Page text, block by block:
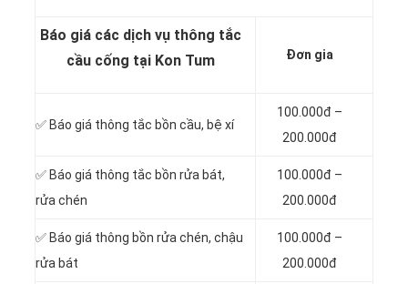
Báo giá các dịch vụ thông tắc
cầu cống tại Kon Tum
Đơn gia
✅ Báo giá thông tắc bồn cầu, bệ xí
100.000đ –
200.000đ
✅ Báo giá thông tắc bồn rửa bát,
rửa chén
100.000đ –
200.000đ
✅ Báo giá thông bồn rửa chén, chậu
rửa bát
100.000đ –
200.000đ